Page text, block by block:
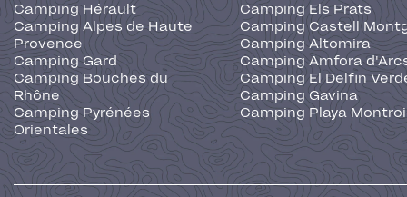
Camping Hérault
Camping Alpes de Haute
Provence
Camping Gard
Camping Bouches du
Rhône
Camping Pyrénées
Orientales
Camping Els Prats
Camping Castell
Camping Altomira
Camping Amfora
Camping El Delfin
Camping Gavina
Camping Playa